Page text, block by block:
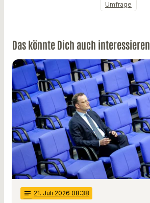
Umfrage
Das könnte Dich auch interessieren
notes 21. Juli 2026 08:38